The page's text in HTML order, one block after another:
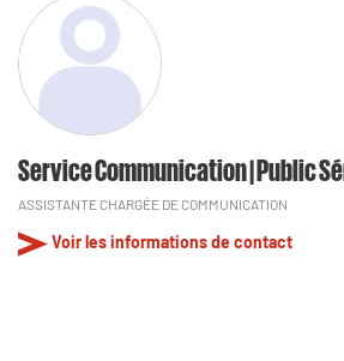
Service Communication | Public
ASSISTANTE CHARGÉE DE COMMUNICATION
Voir les informations de contact